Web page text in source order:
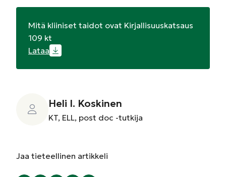
Mitä kliiniset taidot ovat Kirjallisuuskatsaus
109 kt
Lataa
Heli I. Koskinen
KT, ELL, post doc -tutkija
Jaa tieteellinen artikkeli